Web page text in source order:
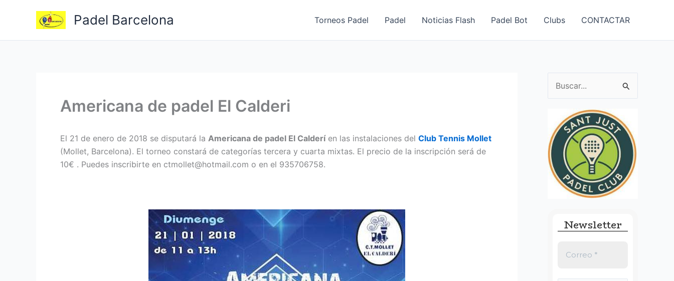
contenido
Padel Barcelona Torneos Padel Padel Noticias Flash Padel Bot Clubs CONTACTAR
Americana de padel El Calderi
El 21 de enero de 2018 se disputará la Americana de padel El Calderíen las instalaciones del Club Tennis Mollet
(Mollet, Barcelona). El torneo constará de categorías tercera y cuarta mixtas. El precio de la inscripción será de
10€ . Puedes inscribirte en ctmollet@hotmail.com o en el 935706758.
u
a
r
Newsletter